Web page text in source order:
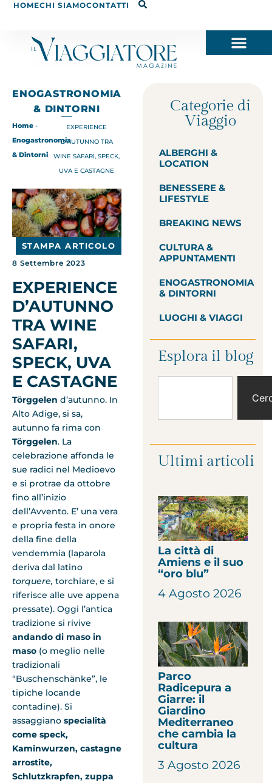
HOMECHI SIAMOCONTATTI
ENOGASTRONOMIA
& DINTORNI
Home -
Enogastronomia
& Dintorni
EXPERIENCE
D’AUTUNNO TRA
WINE SAFARI, SPECK,
UVA E CASTAGNE
STAMPA ARTICOLO
8 Settembre 2023
EXPERIENCE
D’AUTUNNO
TRA WINE
SAFARI,
SPECK, UVA
E CASTAGNE
Törggelen d’autunno. In
Alto Adige, si sa,
autunno fa rima con
Törggelen. La
celebrazione affonda le
sue radici nel Medioevo
e si protrae da ottobre
fino all’inizio
dell’Avvento. E’ una vera
e propria festa in onore
della fine della
vendemmia (laparola
deriva dal latino
torquere, torchiare, e si
riferisce alle uve appena
pressate). Oggi l’antica
tradizione si rivive
andando di maso in
maso (o meglio nelle
tradizionali
“Buschenschänke”, le
tipiche locande
contadine). Si
assaggiano specialità
come speck,
Kaminwurzen, castagne
arrostite,
Schlutzkrapfen, zuppa
Categorie di
Viaggio
ALBERGHI &
LOCATION
BENESSERE &
LIFESTYLE
BREAKING NEWS
CULTURA &
APPUNTAMENTI
ENOGASTRONOMIA
& DINTORNI
LUOGHI & VIAGGI
Esplora il blog
Ultimi articoli
La città di
Amiens e il suo
“oro blu”
4 Agosto 2026
Parco
Radicepura a
Giarre: il
Giardino
Mediterraneo
che cambia la
cultura
3 Agosto 2026